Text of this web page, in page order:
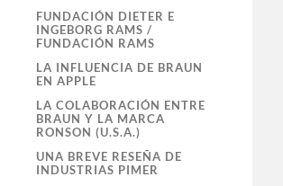
FUNDACIÓN DIETER E
INGEBORG RAMS /
FUNDACIÓN RAMS
LA INFLUENCIA DE BRAUN
EN APPLE
LA COLABORACIÓN ENTRE
BRAUN Y LA MARCA
RONSON (U.S.A.)
UNA BREVE RESEÑA DE
INDUSTRIAS PIMER